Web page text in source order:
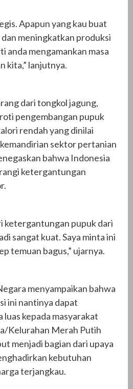
Apapun yang kau buat
meningkatkan produksi
anda mengamankan masa
kita,” lanjutnya.
dari tongkol jagung,
pengembangan pupuk
rendah yang dinilai
sektor pertanian
bahwa Indonesia
ketergantungan
ketergantungan pupuk dari
sangat kuat. Saya minta ini
temuan bagus,” ujarnya.
menyampaikan bahwa
ini nantinya dapat
kepada masyarakat
Kelurahan Merah Putih
menjadi bagian dari upaya
kebutuhan
terjangkau.